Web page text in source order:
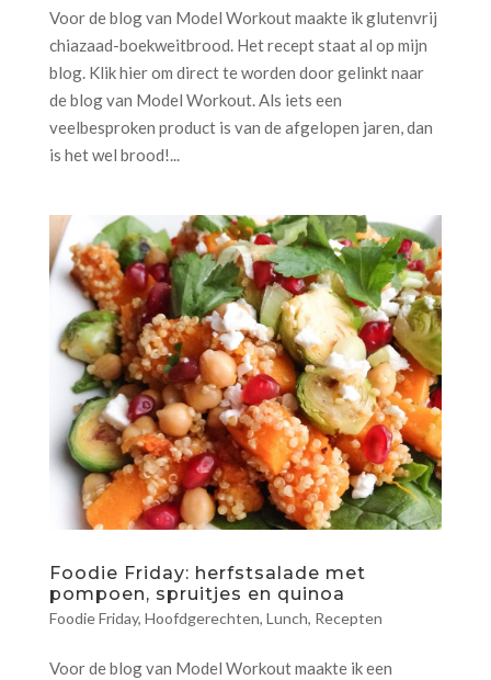
Voor de blog van Model Workout maakte ik glutenvrij
chiazaad-boekweitbrood. Het recept staat al op mijn
blog. Klik hier om direct te worden door gelinkt naar
de blog van Model Workout. Als iets een
veelbesproken product is van de afgelopen jaren, dan
is het wel brood!...
Foodie Friday: herfstsalade met
pompoen, spruitjes en quinoa
Foodie Friday, Hoofdgerechten, Lunch, Recepten
Voor de blog van Model Workout maakte ik een